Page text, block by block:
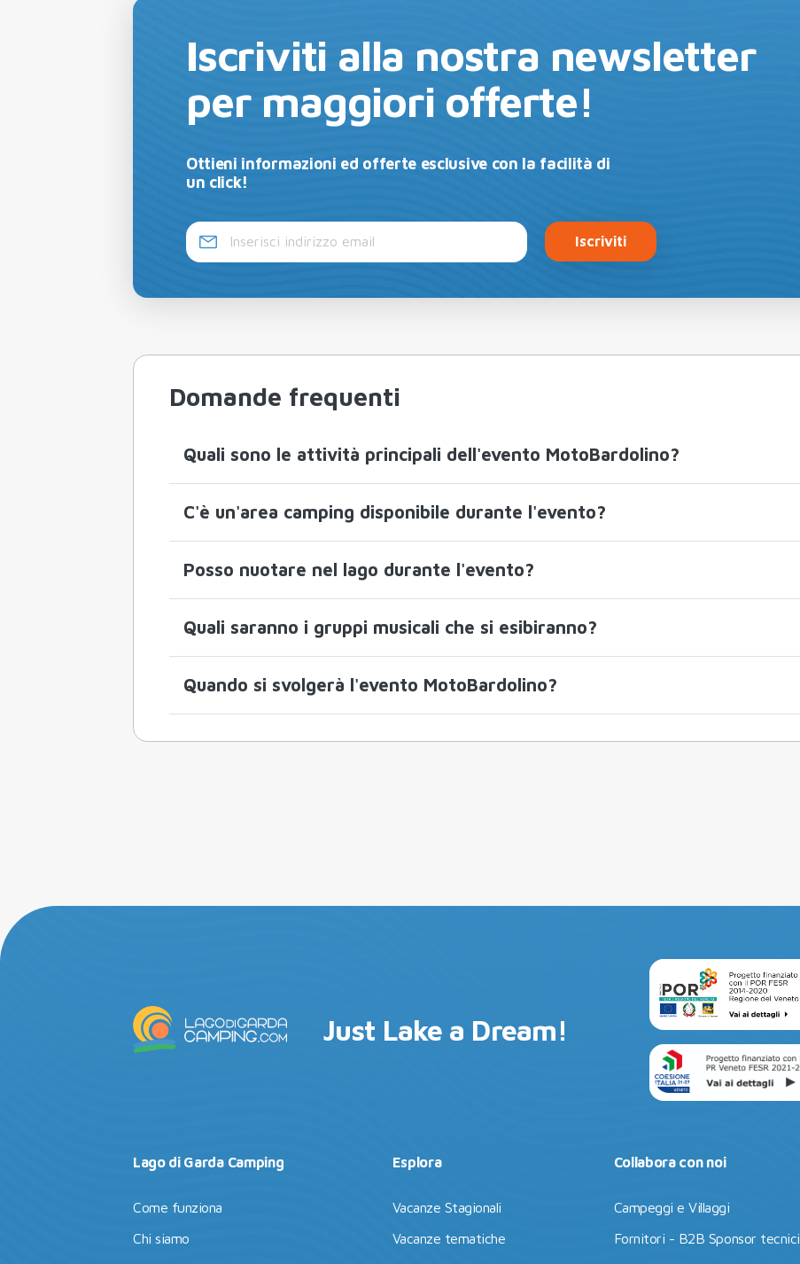
Iscriviti alla nostra newsletter
per maggiori offerte!
Ottieni informazioni ed offerte esclusive con la facilità di
un click!
Iscriviti
Domande frequenti
Quali sono le attività principali dell'evento MotoBardolino?
C'è un'area camping disponibile durante l'evento?
Posso nuotare nel lago durante l'evento?
Quali saranno i gruppi musicali che si esibiranno?
Quando si svolgerà l'evento MotoBardolino?
Just Lake a Dream!
Lago di Garda Camping
Come funziona
Chi siamo
Esplora
Vacanze Stagionali
Vacanze tematiche
Collabora con noi
Campeggi e Villaggi
Fornitori - B2B Sponsor tecnici